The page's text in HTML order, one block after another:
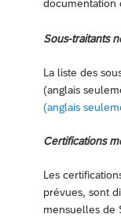
documentation
Sous-traitants
La liste des
(anglais
(anglais
Certifications
Les
prévues, sont
mensuelles de